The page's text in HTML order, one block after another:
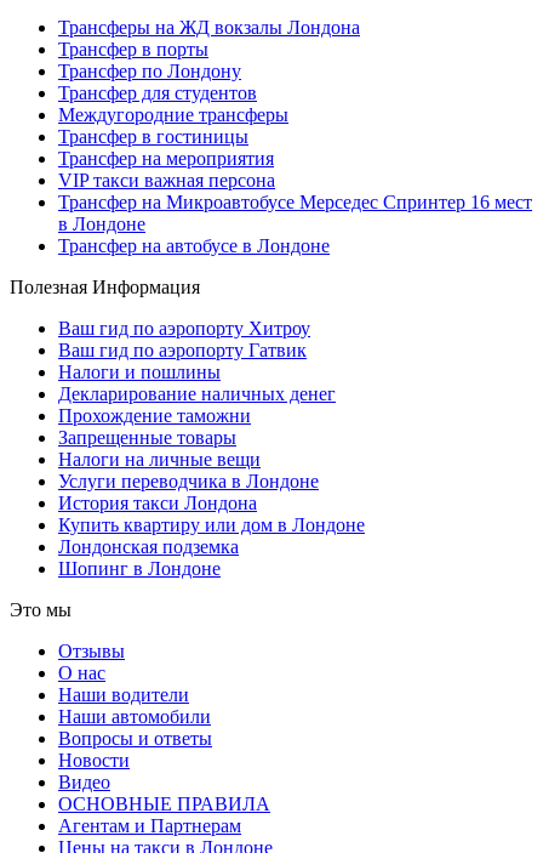
Трансферы на ЖД вокзалы Лондона
Трансфер в порты
Трансфер по Лондону
Трансфер для студентов
Междугородние трансферы
Трансфер в гостиницы
Трансфер на мероприятия
VIP такси важная персона
Трансфер на Микроавтобусе Мерседес Спринтер 16 мест
в Лондоне
Трансфер на автобусе в Лондоне
Полезная Информация
Ваш гид по аэропорту Хитроу
Ваш гид по аэропорту Гатвик
Налоги и пошлины
Декларирование наличных денег
Прохождение таможни
Запрещенные товары
Налоги на личные вещи
Услуги переводчика в Лондоне
История такси Лондона
Купить квартиру или дом в Лондоне
Лондонская подземка
Шопинг в Лондоне
Это мы
Отзывы
О нас
Наши водители
Наши автомобили
Вопросы и ответы
Новости
Видео
ОСНОВНЫЕ ПРАВИЛА
Агентам и Партнерам
Цены на такси в Лондоне